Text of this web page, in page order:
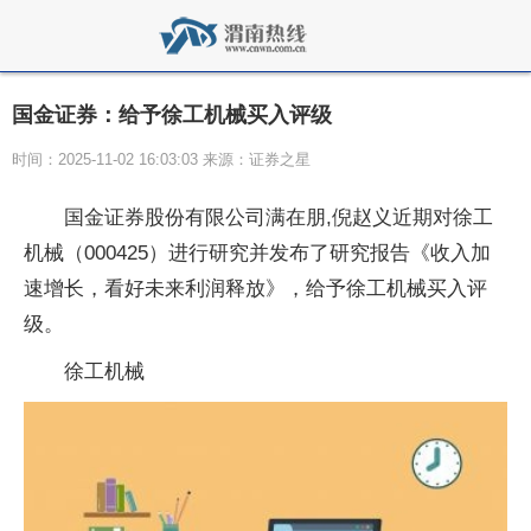
国金证券：给予徐工机械买入评级
时间：2025-11-02 16:03:03 来源：证券之星
国金证券股份有限公司满在朋,倪赵义近期对徐工
机械（000425）进行研究并发布了研究报告《收入加
速增长，看好未来利润释放》，给予徐工机械买入评
级。
徐工机械